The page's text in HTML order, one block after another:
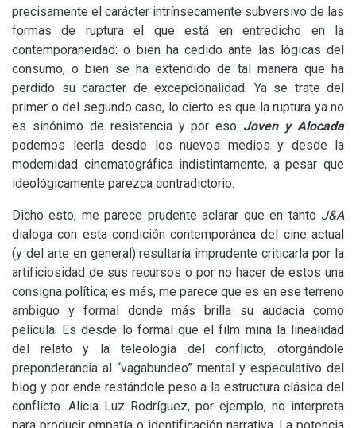
precisamente el carácter intrínsecamente subversivo de las
formas de ruptura el que está en entredicho en la
contemporaneidad: o bien ha cedido ante las lógicas del
consumo, o bien se ha extendido de tal manera que ha
perdido su carácter de excepcionalidad. Ya se trate del
primer o del segundo caso, lo cierto es que la ruptura ya no
es sinónimo de resistencia y por eso Joven y Alocada
podemos leerla desde los nuevos medios y desde la
modernidad cinematográfica indistintamente, a pesar que
ideológicamente parezca contradictorio.
Dicho esto, me parece prudente aclarar que en tanto J&A
dialoga con esta condición contemporánea del cine actual
(y del arte en general) resultaría imprudente criticarla por la
artificiosidad de sus recursos o por no hacer de estos una
consigna política; es más, me parece que es en ese terreno
ambiguo y formal donde más brilla su audacia como
película. Es desde lo formal que el film mina la linealidad
del relato y la teleología del conflicto, otorgándole
preponderancia al “vagabundeo” mental y especulativo del
blog y por ende restándole peso a la estructura clásica del
conflicto. Alicia Luz Rodríguez, por ejemplo, no interpreta